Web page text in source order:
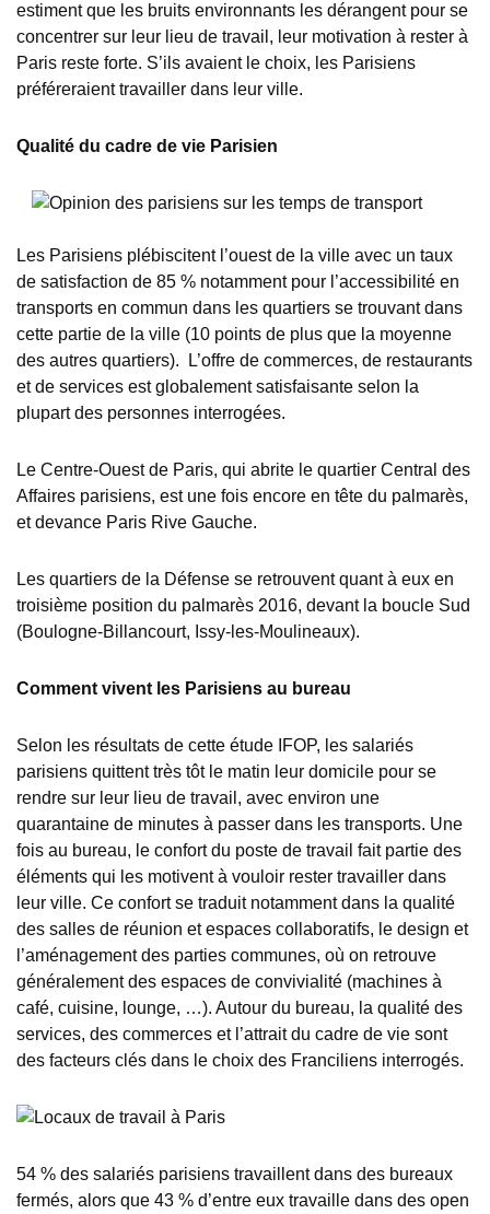
estiment que les bruits environnants les dérangent pour se
concentrer sur leur lieu de travail, leur motivation à rester à
Paris reste forte. S’ils avaient le choix, les Parisiens
préféreraient travailler dans leur ville.
Qualité du cadre de vie Parisien
Les Parisiens plébiscitent l’ouest de la ville avec un taux
de satisfaction de 85 % notamment pour l’accessibilité en
transports en commun dans les quartiers se trouvant dans
cette partie de la ville (10 points de plus que la moyenne
des autres quartiers). L’offre de commerces, de restaurants
et de services est globalement satisfaisante selon la
plupart des personnes interrogées.
Le Centre-Ouest de Paris, qui abrite le quartier Central des
Affaires parisiens, est une fois encore en tête du palmarès,
et devance Paris Rive Gauche.
Les quartiers de la Défense se retrouvent quant à eux en
troisième position du palmarès 2016, devant la boucle Sud
(Boulogne-Billancourt, Issy-les-Moulineaux).
Comment vivent les Parisiens au bureau
Selon les résultats de cette étude IFOP, les salariés
parisiens quittent très tôt le matin leur domicile pour se
rendre sur leur lieu de travail, avec environ une
quarantaine de minutes à passer dans les transports. Une
fois au bureau, le confort du poste de travail fait partie des
éléments qui les motivent à vouloir rester travailler dans
leur ville. Ce confort se traduit notamment dans la qualité
des salles de réunion et espaces collaboratifs, le design et
l’aménagement des parties communes, où on retrouve
généralement des espaces de convivialité (machines à
café, cuisine, lounge, …). Autour du bureau, la qualité des
services, des commerces et l’attrait du cadre de vie sont
des facteurs clés dans le choix des Franciliens interrogés.
54 % des salariés parisiens travaillent dans des bureaux
fermés, alors que 43 % d’entre eux travaille dans des open